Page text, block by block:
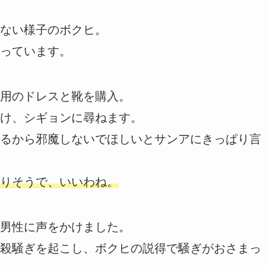
い様子のボクヒ。
ています。
のドレスと靴を購入。
、シギョンに尋ねます。
から邪魔しないでほしいとサンアにきっぱり言
そうで、いいわね。
性に声をかけました。
騒ぎを起こし、ボクヒの説得で騒ぎがおさまっ